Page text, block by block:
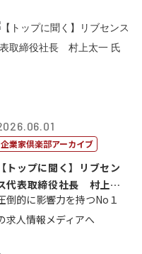
企業家倶楽部アーカイブ
【トップに聞く】リブセン
代表取締役社長 村上太
氏
倒的に影響力を持つNo１
求人情報メディアへ